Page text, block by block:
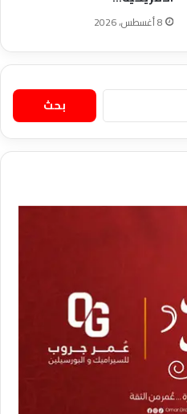
8 أغسطس، 2026
البحث
عن: